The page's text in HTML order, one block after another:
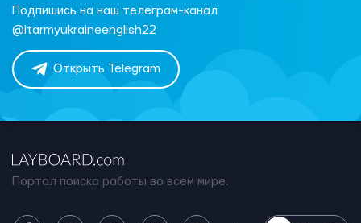
Подпишись на наш телеграм-канал
@itarmyukraineenglish22
Открыть Telegram
Портал поиска работы во всем мире.